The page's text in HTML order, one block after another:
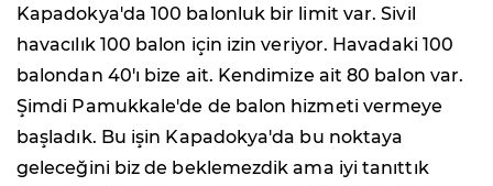
Kapadokya'da 100 balonluk bir limit var. Sivil
havacılık 100 balon için izin veriyor. Havadaki 100
balondan 40'ı bize ait. Kendimize ait 80 balon var.
Şimdi Pamukkale'de de balon hizmeti vermeye
başladık. Bu işin Kapadokya'da bu noktaya
geleceğini biz de beklemezdik ama iyi tanıttık